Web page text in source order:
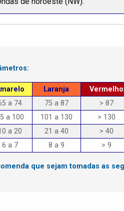
Laranja Vermelho
a 74 75 a 87 > 87
a 100 101 a 130 > 130
a 20 21 a 40 > 40
6 a 7 8 a 9 > 9
que sejam tomadas as